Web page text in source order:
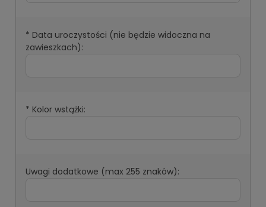
* Data uroczystości (nie będzie widoczna na
zawieszkach):
* Kolor wstążki:
Uwagi dodatkowe (max 255 znaków):